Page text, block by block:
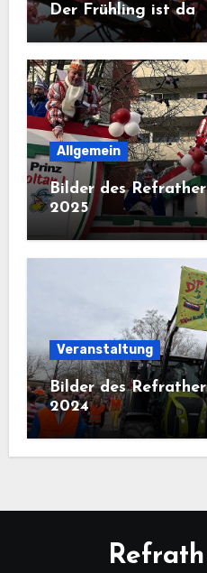
Der Frühling ist da
Allgemein
Bilder des
2025
Veranstaltung
Bilder des
2024